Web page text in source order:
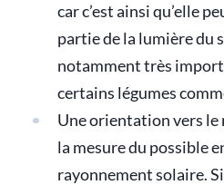
car c’est ainsi qu’elle
partie de la lumière du
notamment très
certains légumes
Une orientation vers le
la mesure du possible
rayonnement solaire.